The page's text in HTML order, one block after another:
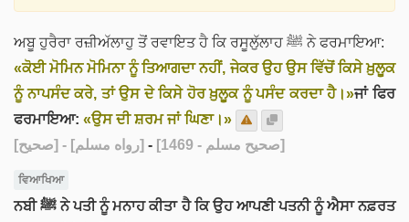
ਅਬੂ ਹੁਰੈਰਾ ਰਜ਼ੀਅੱਲਾਹੁ ਤੋਂ ਰਵਾਇਤ ਹੈ ਕਿ ਰਸੂਲੁੱਲਾਹ ﷺ ਨੇ ਫਰਮਾਇਆ:
«ਕੋਈ ਮੋਮਿਨ ਮੋਮਿਨਾ ਨੂੰ ਤਿਆਗਦਾ ਨਹੀਂ, ਜੇਕਰ ਉਹ ਉਸ ਵਿੱਚੋਂ ਕਿਸੇ ਖ਼ੁਲੂਕ
ਨੂੰ ਨਾਪਸੰਦ ਕਰੇ, ਤਾਂ ਉਸ ਦੇ ਕਿਸੇ ਹੋਰ ਖ਼ੁਲੂਕ ਨੂੰ ਪਸੰਦ ਕਰਦਾ ਹੈ।»ਜਾਂ ਫਿਰ
ਫਰਮਾਇਆ: «ਉਸ ਦੀ ਸ਼ਰਮ ਜਾਂ ਘਿਣਾ।»
[صحيح]
- [رواه مسلم] - [صحيح مسلم - 1469]
ਵਿਆਖਿਆ
ਨਬੀ ﷺ ਨੇ ਪਤੀ ਨੂੰ ਮਨਾਹ ਕੀਤਾ ਹੈ ਕਿ ਉਹ ਆਪਣੀ ਪਤਨੀ ਨੂੰ ਐਸਾ ਨਫ਼ਰਤ